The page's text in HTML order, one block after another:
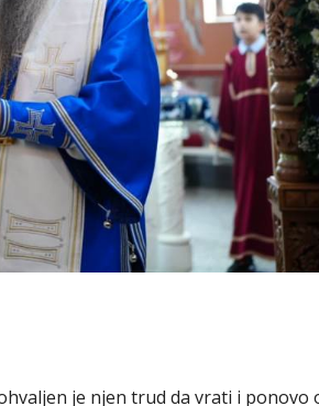
je njen trud da vrati i ponovo